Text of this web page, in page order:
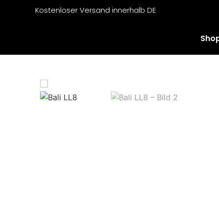
Kostenloser Versand innerhalb DE